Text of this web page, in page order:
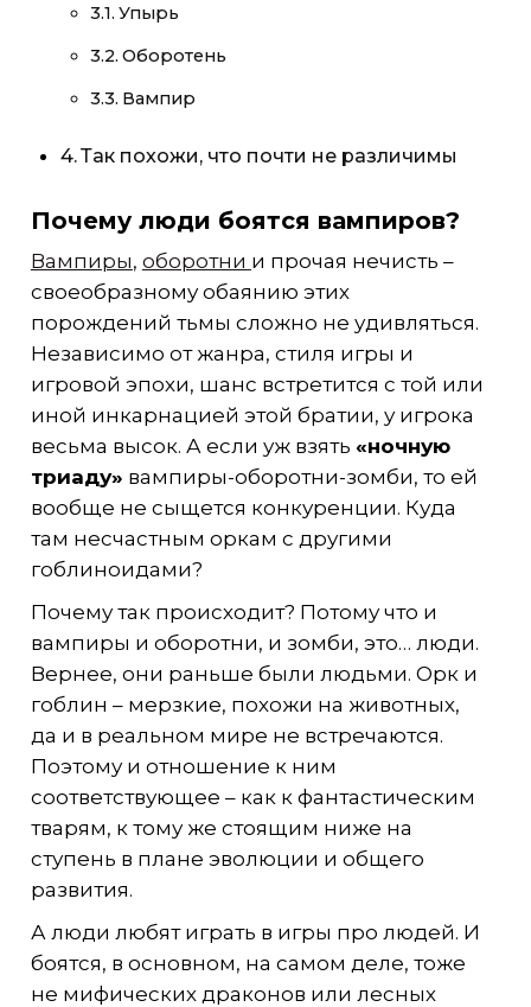
Упырь
Оборотень
Вампир
Так похожи, что почти не различимы
Почему люди боятся вампиров?
Вампиры, оборотни и прочая нечисть –
своеобразному обаянию этих
порождений тьмы сложно не удивляться.
Независимо от жанра, стиля игры и
игровой эпохи, шанс встретится с той или
иной инкарнацией этой братии, у игрока
весьма высок. А если уж взять «ночную
триаду» вампиры-оборотни-зомби, то ей
вообще не сыщется конкуренции. Куда
там несчастным оркам с другими
гоблиноидами?
Почему так происходит? Потому что и
вампиры и оборотни, и зомби, это… люди.
Вернее, они раньше были людьми. Орк и
гоблин – мерзкие, похожи на животных,
да и в реальном мире не встречаются.
Поэтому и отношение к ним
соответствующее – как к фантастическим
тварям, к тому же стоящим ниже на
ступень в плане эволюции и общего
развития.
А люди любят играть в игры про людей. И
боятся, в основном, на самом деле, тоже
не мифических драконов или лесных